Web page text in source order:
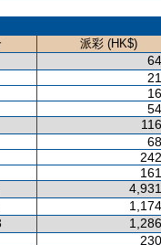
派彩 (HK$)